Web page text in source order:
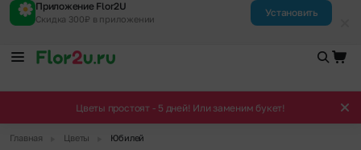
Приложение Flor2U
Скидка 300₽ в приложении
Установить
Цветы простоят - 5 дней! Или заменим букет!
Главная Цветы Юбилей